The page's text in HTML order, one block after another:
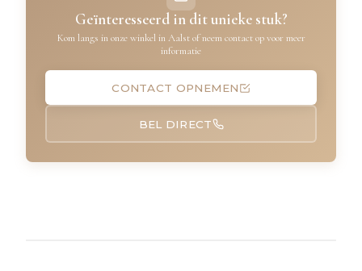
Geïnteresseerd in dit unieke stuk?
Kom langs in onze winkel in Aalst of neem contact op voor meer
informatie
CONTACT OPNEMEN
BEL DIRECT